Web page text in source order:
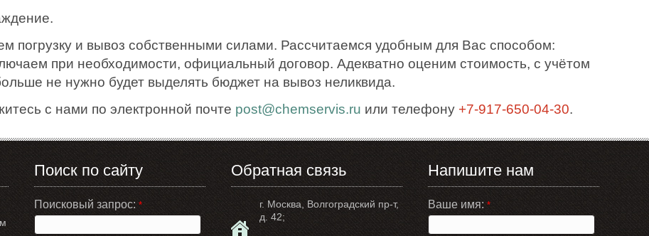
погрузку и вывоз собственными силами. Рассчитаемся удобным для Вас способом:
при необходимости, официальный договор. Адекватно оценим стоимость, с учётом
не нужно будет выделять бюджет на вывоз неликвида.
с нами по электронной почте post@chemservis.ru или телефону +7-917-650-04-30.
Поиск по сайту
Поисковый запрос:*
Обратная связь
г. Москва, Волгоградский пр-т,
д. 42;
Напишите нам
Ваше имя: *